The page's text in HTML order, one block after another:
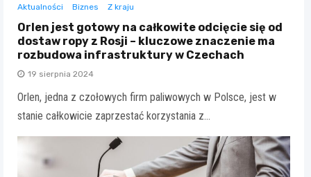
Aktualności Biznes Z kraju
Orlen jest gotowy na całkowite odcięcie się od
dostaw ropy z Rosji – kluczowe znaczenie ma
rozbudowa infrastruktury w Czechach
19 sierpnia 2024
Orlen, jedna z czołowych firm paliwowych w Polsce, jest w
stanie całkowicie zaprzestać korzystania z…